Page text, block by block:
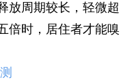
放周期较长，轻微超
倍时，居住者才能嗅